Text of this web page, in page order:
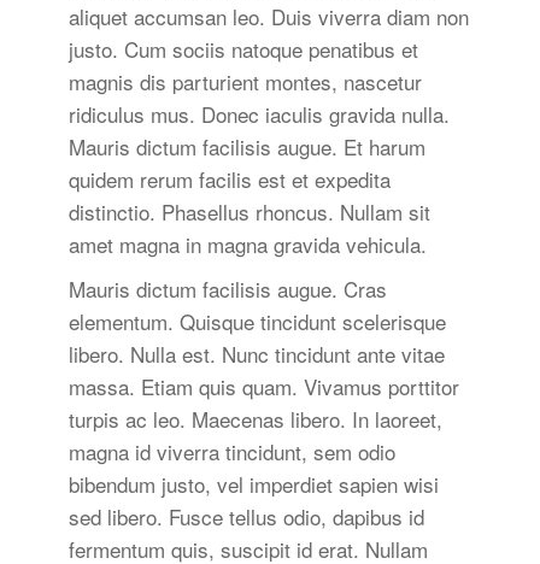
aliquet accumsan leo. Duis viverra diam non
justo. Cum sociis natoque penatibus et
magnis dis parturient montes, nascetur
ridiculus mus. Donec iaculis gravida nulla.
Mauris dictum facilisis augue. Et harum
quidem rerum facilis est et expedita
distinctio. Phasellus rhoncus. Nullam sit
amet magna in magna gravida vehicula.
Mauris dictum facilisis augue. Cras
elementum. Quisque tincidunt scelerisque
libero. Nulla est. Nunc tincidunt ante vitae
massa. Etiam quis quam. Vivamus porttitor
turpis ac leo. Maecenas libero. In laoreet,
magna id viverra tincidunt, sem odio
bibendum justo, vel imperdiet sapien wisi
sed libero. Fusce tellus odio, dapibus id
fermentum quis, suscipit id erat. Nullam